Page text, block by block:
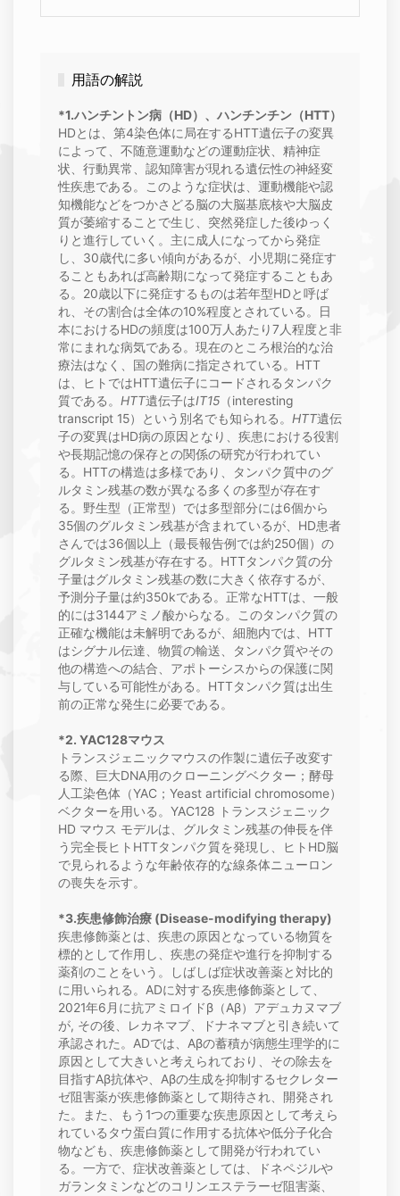
用語の解説
*1.ハンチントン病（HD）、ハンチンチン（HTT）
HDとは、第4染色体に局在するHTT遺伝子の変異
によって、不随意運動などの運動症状、精神症
状、行動異常、認知障害が現れる遺伝性の神経変
性疾患である。このような症状は、運動機能や認
知機能などをつかさどる脳の大脳基底核や大脳皮
質が萎縮することで生じ、突然発症した後ゆっく
りと進行していく。主に成人になってから発症
し、30歳代に多い傾向があるが、小児期に発症す
ることもあれば高齢期になって発症することもあ
る。20歳以下に発症するものは若年型HDと呼ば
れ、その割合は全体の10%程度とされている。日
本におけるHDの頻度は100万人あたり7人程度と非
常にまれな病気である。現在のところ根治的な治
療法はなく、国の難病に指定されている。HTT
は、ヒトではHTT遺伝子にコードされるタンパク
質である。 HTT遺伝子はIT15 （interesting
transcript 15）という別名でも知られる。 HTT遺伝
子の変異はHD病の原因となり、疾患における役割
や長期記憶の保存との関係の研究が行われてい
る。HTTの構造は多様であり、タンパク質中のグ
ルタミン残基の数が異なる多くの多型が存在す
る。野生型（正常型）では多型部分には6個から
35個のグルタミン残基が含まれているが、HD患者
さんでは36個以上（最長報告例では約250個）の
グルタミン残基が存在する。HTTタンパク質の分
子量はグルタミン残基の数に大きく依存するが、
予測分子量は約350kである。正常なHTTは、一般
的には3144アミノ酸からなる。このタンパク質の
正確な機能は未解明であるが、細胞内では、HTT
はシグナル伝達、物質の輸送、タンパク質やその
他の構造への結合、アポトーシスからの保護に関
与している可能性がある。HTTタンパク質は出生
前の正常な発生に必要である。
*2. YAC128マウス
トランスジェニックマウスの作製に遺伝子改変す
る際、巨大DNA用のクローニングベクター；酵母
人工染色体（YAC；Yeast artificial chromosome）
ベクターを用いる。YAC128 トランスジェニック
HD マウス モデルは、グルタミン残基の伸長を伴
う完全長ヒトHTTタンパク質を発現し、ヒトHD脳
で見られるような年齢依存的な線条体ニューロン
の喪失を示す。
*3.疾患修飾治療 (Disease-modifying therapy)
疾患修飾薬とは、疾患の原因となっている物質を
標的として作用し、疾患の発症や進行を抑制する
薬剤のことをいう。しばしば症状改善薬と対比的
に用いられる。ADに対する疾患修飾薬として、
2021年6月に抗アミロイドβ（Aβ）アデュカヌマブ
が, その後、レカネマブ、ドナネマブと引き続いて
承認された。ADでは、Aβの蓄積が病態生理学的に
原因として大きいと考えられており、その除去を
目指すAβ抗体や、Aβの生成を抑制するセクレター
ゼ阻害薬が疾患修飾薬として期待され、開発され
た。また、もう1つの重要な疾患原因として考えら
れているタウ蛋白質に作用する抗体や低分子化合
物なども、疾患修飾薬として開発が行われてい
る。一方で、症状改善薬としては、ドネペジルや
ガランタミンなどのコリンエステラーゼ阻害薬、